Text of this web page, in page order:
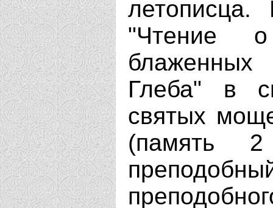
"Чтение
блаженных
Глеба" в
святых
(память